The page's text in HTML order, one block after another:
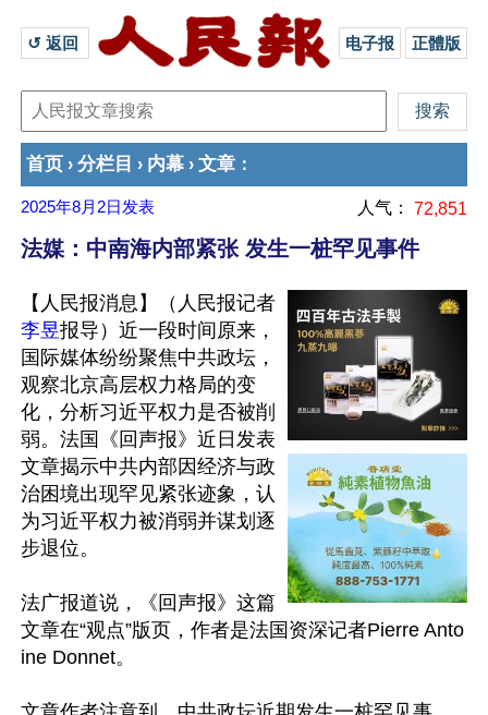
↺ 返回 电子报 正體版
首页 › 分栏目 › 内幕 › 文章 ：
2025年8月2日 发表 人气： 72,851
法媒：中南海内部紧张 发生一桩罕见事件
【人民报消息】（人民报记者
李昱报导）近一段时间原来，
国际媒体纷纷聚焦中共政坛，
观察北京高层权力格局的变
化，分析习近平权力是否被削
弱。法国《回声报》近日发表
文章揭示中共内部因经济与政
治困境出现罕见紧张迹象，认
为习近平权力被消弱并谋划逐
步退位。
法广报道说，《回声报》这篇
文章在“观点”版页，作者是法国资深记者Pierre Anto
ine Donnet。